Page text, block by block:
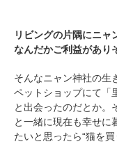
リビングの片隅にニャ
なんだかご利益があり
そんなニャン神社の生
ペットショップにて「
と出会ったのだとか。
と一緒に現在も幸せに
たいと思ったら“猫を